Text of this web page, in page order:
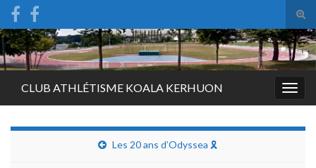
Search for:
CLUB ATHLÉTISME KOALA KERHUON
Les 20 ans d’Odyssea 🎗️